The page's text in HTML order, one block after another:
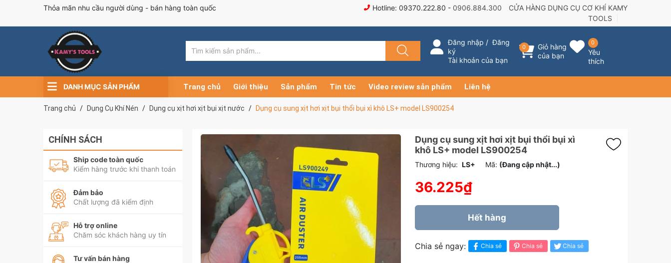
Thỏa mãn nhu cầu người dùng - bán hàng toàn quốc Hotline: 09370.222.80 - 0906.884.300
CỬA HÀNG DỤNG CỤ CƠ KHÍ KAMY
TOOLS
Đăng nhập /Đăng
ký
Tài khoản của bạn
0
Giỏ hàng
của bạn
0
Yêu
thích
DANH MỤC SẢN PHẨM Trang chủ Giới thiệu Sản phẩm Tin tức Video review sản phẩm Liên hệ
Trang chủ Dụng Cụ Khí Nén Dụng cụ xịt hơi xịt bụi xịt nước Dụng cụ sung xịt hơi xịt bụi thổi bụi xì khô LS+ model LS900254
Dụng cụ sung xịt hơi xịt bụi thổi bụi xì
khô LS+ model LS900254
Thương hiệu: LS+ Mã: (Đang cập nhật...)
36.225₫
Hết hàng
Chia sẻ ngay: Chia sẻ Chia sẻ Chia sẻ
CHÍNH SÁCH
Ship code toàn quốc
Kiểm hàng trước khi thanh toán
Đảm bảo
Chất lượng đã kiểm định
Hỗ trợ online
Chăm sóc khách hàng uy tín
Tư vấn bán hàng